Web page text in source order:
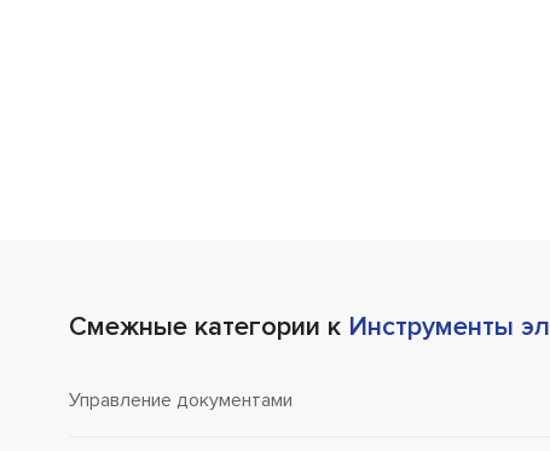
Смежные категории к Инструменты
Управление документами